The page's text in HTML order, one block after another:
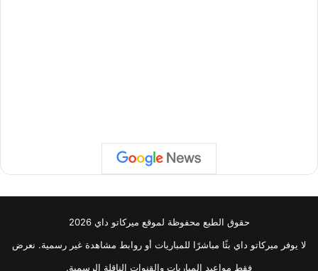
حقوق الطبع محفوظة لموقع ميركاتو داي 2026
لا يوفر ميركاتو داي بثًا مباشرًا للمباريات أو روابط مشاهدة غير رسمية. نعرض
فقط مواعيد المباريات والقنوات الناقلة الرسمية.